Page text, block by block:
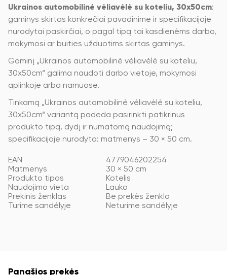
Ukrainos automobilinė vėliavėlė su koteliu, 30x50cm:
gaminys skirtas konkrečiai pavadinime ir specifikacijoje
nurodytai paskirčiai, o pagal tipą tai kasdienėms darbo,
mokymosi ar buities užduotims skirtas gaminys.
Gaminį „Ukrainos automobilinė vėliavėlė su koteliu,
30x50cm“ galima naudoti darbo vietoje, mokymosi
aplinkoje arba namuose.
Tinkamą „Ukrainos automobilinė vėliavėlė su koteliu,
30x50cm“ variantą padeda pasirinkti patikrinus
produkto tipą, dydį ir numatomą naudojimą;
specifikacijoje nurodyta: matmenys – 30 × 50 cm.
EAN
4779046202254
Matmenys
30 × 50 cm
Produkto tipas
Kotelis
Naudojimo vieta
Lauko
Prekinis ženklas
Be prekės ženklo
Turime sandėlyje
Neturime sandėlyje
Panašios prekės